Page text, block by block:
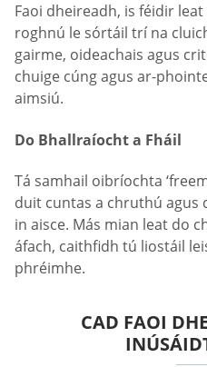
Faoi dheireadh, is féidir
roghnú le sórtáil trí na
gairme, oideachais agus
chuige cúng agus ar-
aimsiú.
Do Bhallraíocht a Fháil
Tá samhail oibríochta
duit cuntas a chruthú agus
in aisce. Más mian leat do
áfach, caithfidh tú liostáil
phréimhe.
CAD FAOI